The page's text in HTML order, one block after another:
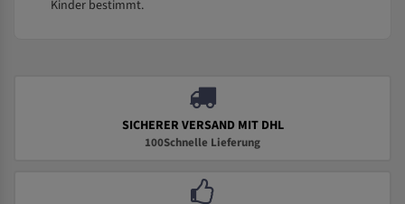
Kinder bestimmt.
SICHERER VERSAND MIT DHL
100Schnelle Lieferung